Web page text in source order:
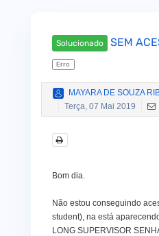
Solucionado SEM
Erro
MAYARA DE SOUZA
Terça, 07 Mai 2019
Bom dia.
Não estou conseguindo
student), na está
LONG SUPERVISOR